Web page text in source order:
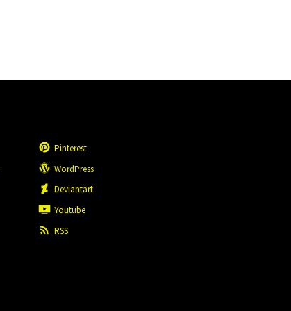
Pinterest
WordPress
Deviantart
Youtube
RSS